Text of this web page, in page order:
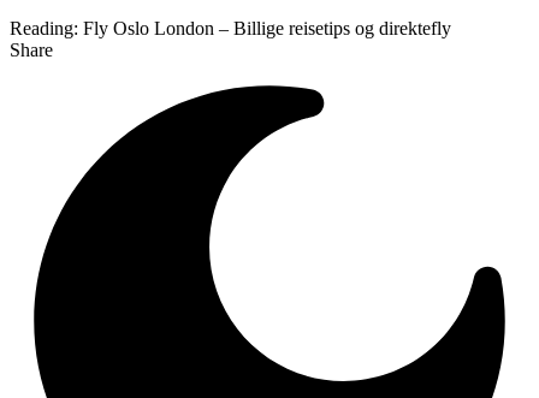
Reading: Fly Oslo London – Billige reisetips og direktefly
Share